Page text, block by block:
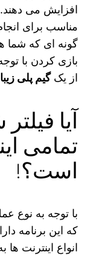
افزایش می‌
مناسب برای
گونه ای که شما
بازی کردن با
از یکگیم پلی زیبا
تمامی
است؟!
با توجه به نوع
که این برنامه
انواع اینترنت